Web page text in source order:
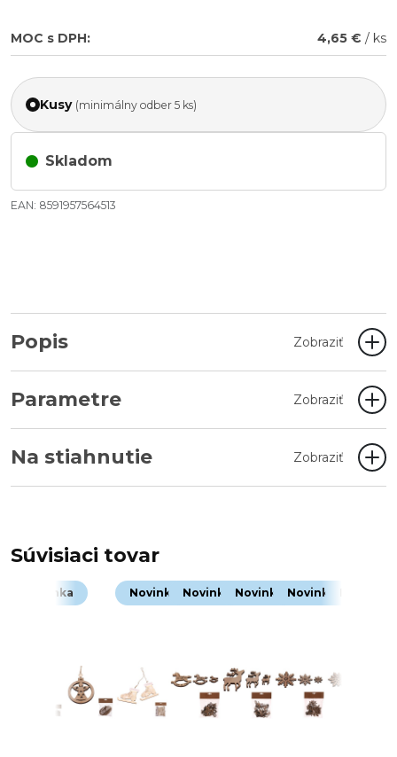
MOC s DPH: 4,65 € / ks
Kusy (minimálny odber 5 ks)
Skladom
EAN: 8591957564513
Popis Zobraziť
Parametre Zobraziť
Na stiahnutie Zobraziť
Súvisiaci tovar
Novinka Novinka Novinka Novinka Novinka